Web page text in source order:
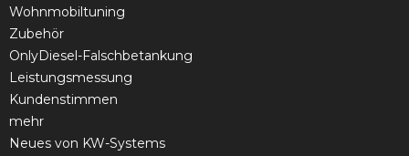
Wohnmobiltuning
Zubehör
OnlyDiesel-Falschbetankung
Leistungsmessung
Kundenstimmen
mehr
Neues von KW-Systems